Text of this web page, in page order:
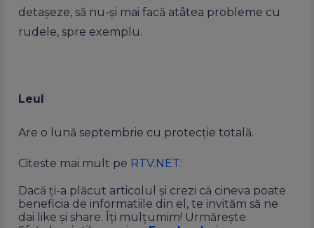
detașeze, să nu-și mai facă atâtea probleme cu
rudele, spre exemplu.
Leul
Are o lună septembrie cu protecție totală.
Citeste mai mult pe RTV.NET:
Dacă ți-a plăcut articolul și crezi că cineva poate
beneficia de informatiile din el, te invităm să ne
dai like și share. Îți mulțumim! Urmărește